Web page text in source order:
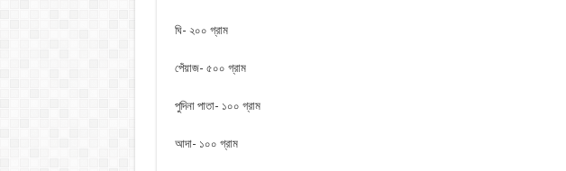
ঘি- ২০০ গ্রাম
পেঁয়াজ- ৫০০ গ্রাম
পুদিনা পাতা- ১০০ গ্রাম
আদা- ১০০ গ্রাম